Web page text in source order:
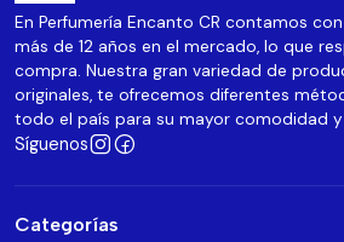
En Perfumería Encanto CR contamos
más de 12 años en el mercado, lo que
compra. Nuestra gran variedad de
originales, te ofrecemos diferentes
todo el país para su mayor comodidad
Síguenos
Categorías